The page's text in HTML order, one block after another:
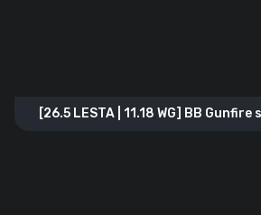
[26.5 LESTA | 11.18 WG] BB